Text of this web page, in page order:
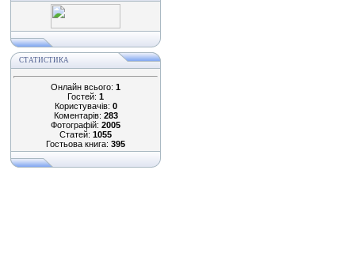
СТАТИСТИКА
Онлайн всього: 1
Гостей: 1
Користувачів: 0
Коментарів: 283
Фотографій: 2005
Статей: 1055
Гостьова книга: 395